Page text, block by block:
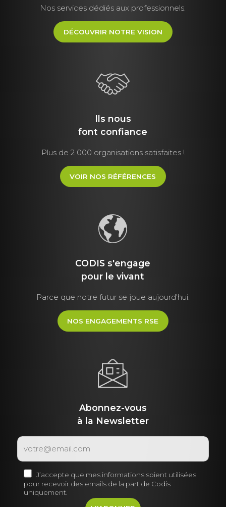
Nos services dédiés aux professionnels.
DÉCOUVRIR NOTRE VISION
Ils nous
font confiance
Plus de 2 000 organisations satisfaites !
VOIR NOS RÉFÉRENCES
CODIS s'engage
pour le vivant
Parce que notre futur se joue aujourd'hui.
NOS ENGAGEMENTS RSE
Abonnez-vous
à la Newsletter
J’accepte que mes informations soient utilisées
pour recevoir des emails de la part de Codis
uniquement.